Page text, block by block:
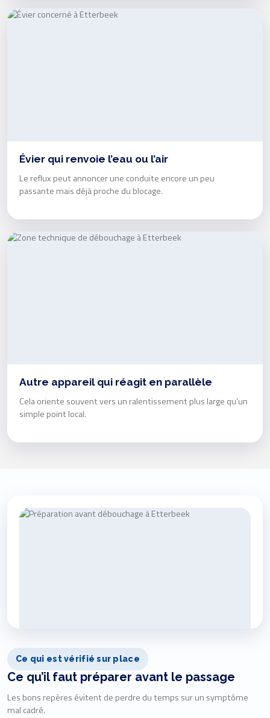
Évier qui renvoie l’eau ou l’air
Le reflux peut annoncer une conduite encore un peu
passante mais déjà proche du blocage.
Autre appareil qui réagit en parallèle
Cela oriente souvent vers un ralentissement plus large qu’un
simple point local.
Ce qui est vérifié sur place
Ce qu’il faut préparer avant le passage
Les bons repères évitent de perdre du temps sur un symptôme
mal cadré.